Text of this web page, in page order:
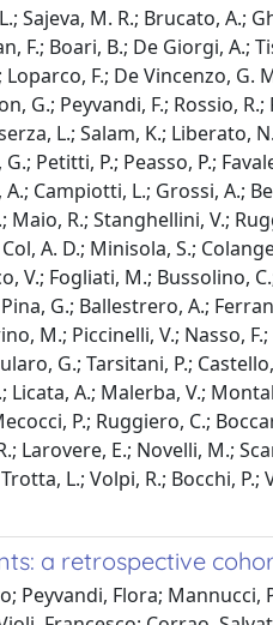
Sajeva, M. R.; Brucato, A.;
Boari, B.; De Giorgi, A.;
F.; De Vincenzo,
G.; Peyvandi, F.; Rossio,
L.; Salam, K.; Liberato,
Petitti, P.; Peasso, P.;
Campiotti, L.; Grossi, A.;
R.; Stanghellini, V.;
A. D.; Minisola, S.;
V.; Fogliati, M.; Bussolino,
G.; Ballestrero, A.;
M.; Piccinelli, V.; Nasso,
G.; Tarsitani, P.;
A.; Malerba, V.;
P.; Ruggiero, C.;
Larovere, E.; Novelli, M.;
L.; Volpi, R.; Bocchi,
a retrospective
Flora; Mannucci,